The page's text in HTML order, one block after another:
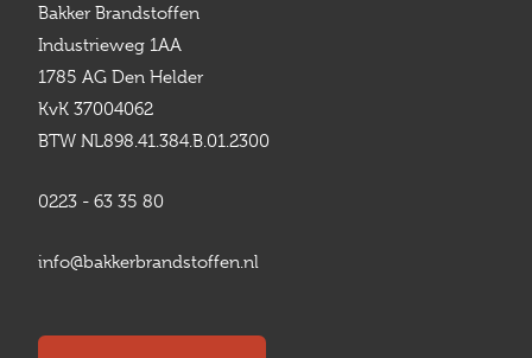
Bakker Brandstoffen
Industrieweg 1AA
1785 AG Den Helder
KvK 37004062
BTW NL898.41.384.B.01.2300
0223 - 63 35 80
info@bakkerbrandstoffen.nl